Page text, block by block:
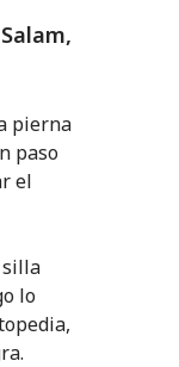
pierna
paso
el
silla
lo